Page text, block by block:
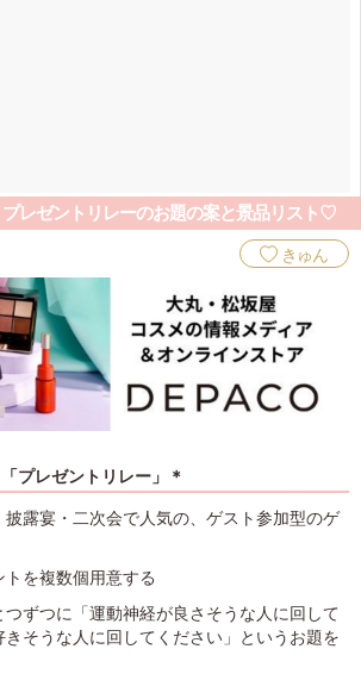
レゼントリレーのお題の案と景品リスト♡
きゅん
プレゼントリレー」＊
露宴・二次会で人気の、ゲスト参加型のゲ
を複数個用意する
ずつに「運動神経が良さそうな人に回して
きそうな人に回してください」というお題を